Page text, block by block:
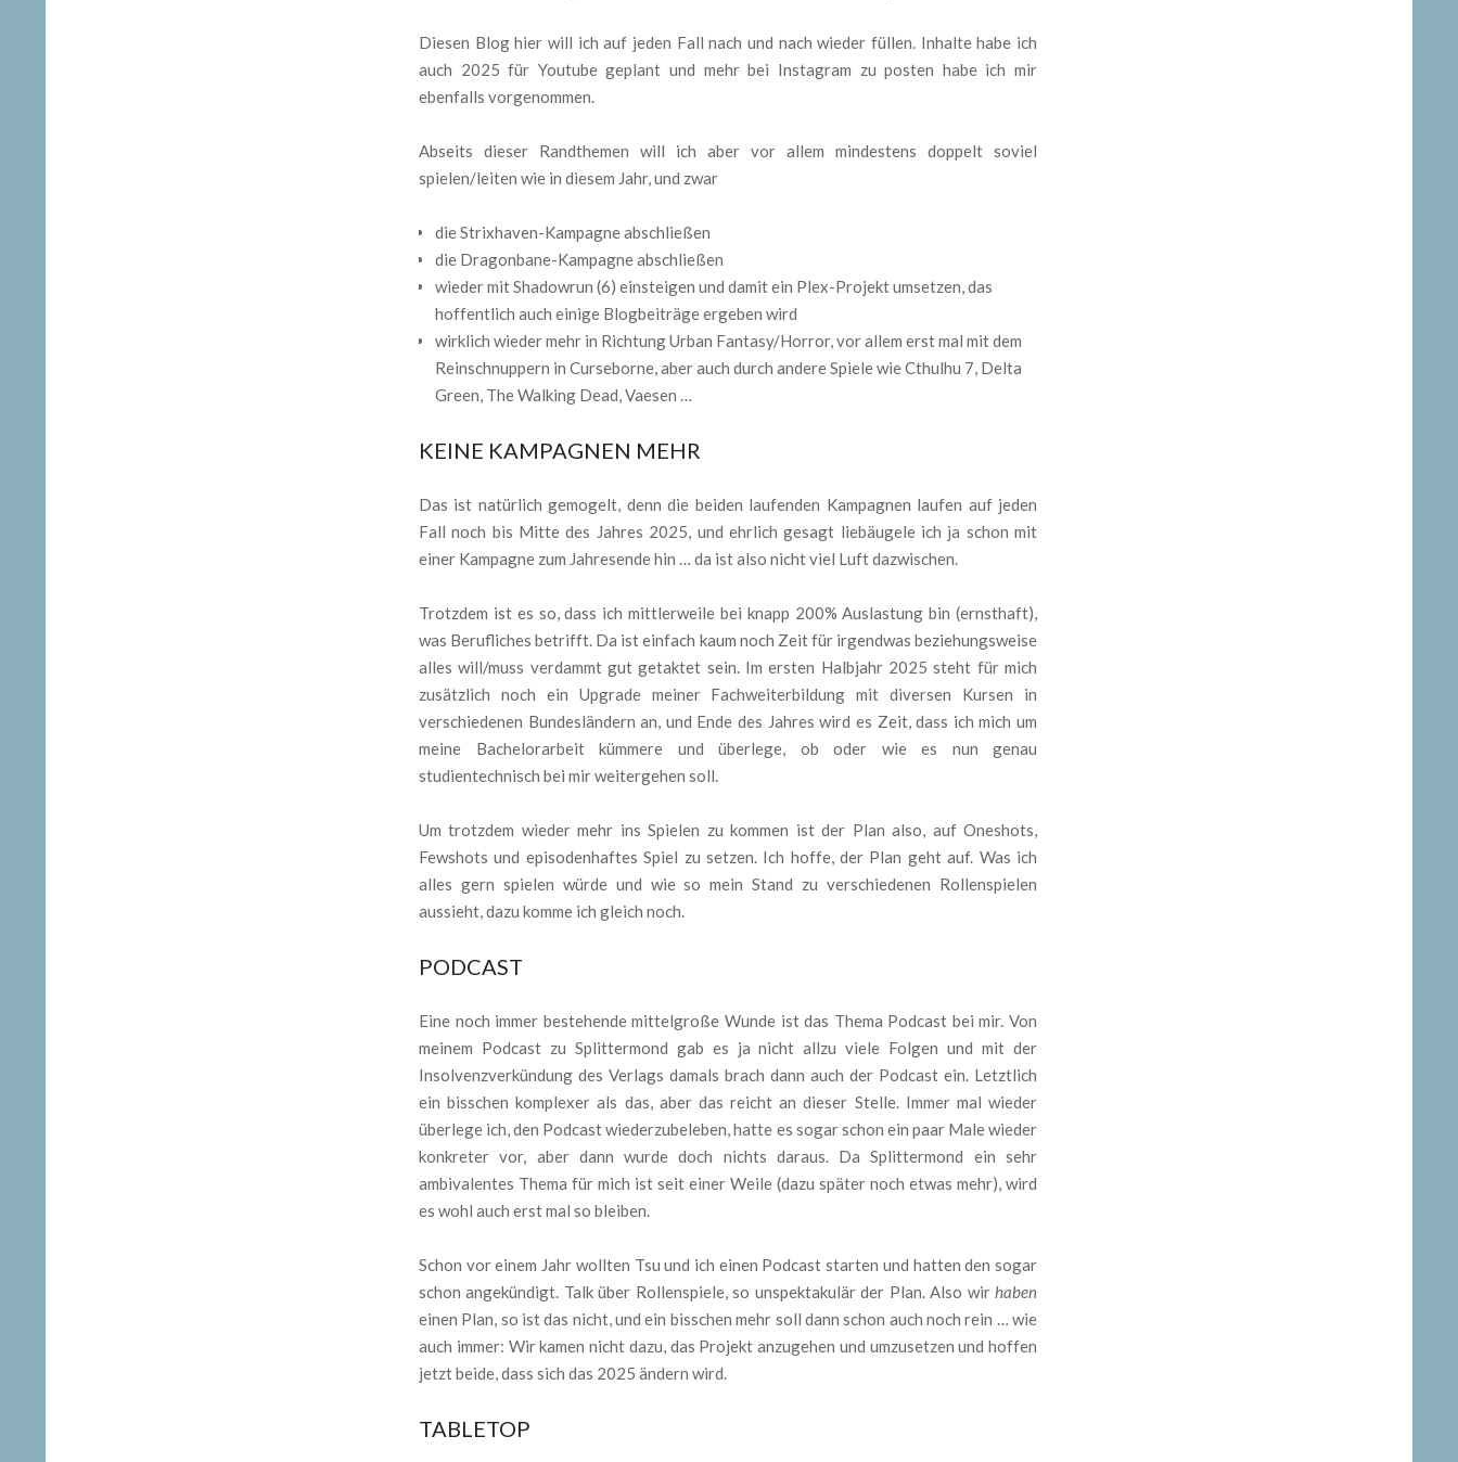
Diesen Blog hier will ich auf jeden Fall nach und nach wieder füllen. Inhalte habe ich
auch 2025 für Youtube geplant und mehr bei Instagram zu posten habe ich mir
ebenfalls vorgenommen.
Abseits dieser Randthemen will ich aber vor allem mindestens doppelt soviel
spielen/leiten wie in diesem Jahr, und zwar
die Strixhaven-Kampagne abschließen
die Dragonbane-Kampagne abschließen
wieder mit Shadowrun (6) einsteigen und damit ein Plex-Projekt umsetzen, das
hoffentlich auch einige Blogbeiträge ergeben wird
wirklich wieder mehr in Richtung Urban Fantasy/Horror, vor allem erst mal mit dem
Reinschnuppern in Curseborne, aber auch durch andere Spiele wie Cthulhu 7, Delta
Green, The Walking Dead, Vaesen …
KEINE KAMPAGNEN MEHR
Das ist natürlich gemogelt, denn die beiden laufenden Kampagnen laufen auf jeden
Fall noch bis Mitte des Jahres 2025, und ehrlich gesagt liebäugele ich ja schon mit
einer Kampagne zum Jahresende hin … da ist also nicht viel Luft dazwischen.
Trotzdem ist es so, dass ich mittlerweile bei knapp 200% Auslastung bin (ernsthaft),
was Berufliches betrifft. Da ist einfach kaum noch Zeit für irgendwas beziehungsweise
alles will/muss verdammt gut getaktet sein. Im ersten Halbjahr 2025 steht für mich
zusätzlich noch ein Upgrade meiner Fachweiterbildung mit diversen Kursen in
verschiedenen Bundesländern an, und Ende des Jahres wird es Zeit, dass ich mich um
meine Bachelorarbeit kümmere und überlege, ob oder wie es nun genau
studientechnisch bei mir weitergehen soll.
Um trotzdem wieder mehr ins Spielen zu kommen ist der Plan also, auf Oneshots,
Fewshots und episodenhaftes Spiel zu setzen. Ich hoffe, der Plan geht auf. Was ich
alles gern spielen würde und wie so mein Stand zu verschiedenen Rollenspielen
aussieht, dazu komme ich gleich noch.
PODCAST
Eine noch immer bestehende mittelgroße Wunde ist das Thema Podcast bei mir. Von
meinem Podcast zu Splittermond gab es ja nicht allzu viele Folgen und mit der
Insolvenzverkündung des Verlags damals brach dann auch der Podcast ein. Letztlich
ein bisschen komplexer als das, aber das reicht an dieser Stelle. Immer mal wieder
überlege ich, den Podcast wiederzubeleben, hatte es sogar schon ein paar Male wieder
konkreter vor, aber dann wurde doch nichts daraus. Da Splittermond ein sehr
ambivalentes Thema für mich ist seit einer Weile (dazu später noch etwas mehr), wird
es wohl auch erst mal so bleiben.
Schon vor einem Jahr wollten Tsu und ich einen Podcast starten und hatten den sogar
schon angekündigt. Talk über Rollenspiele, so unspektakulär der Plan. Also wir haben
einen Plan, so ist das nicht, und ein bisschen mehr soll dann schon auch noch rein … wie
auch immer: Wir kamen nicht dazu, das Projekt anzugehen und umzusetzen und hoffen
jetzt beide, dass sich das 2025 ändern wird.
TABLETOP